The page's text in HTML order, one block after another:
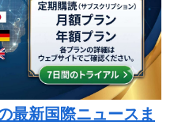
最新国際ニュースま